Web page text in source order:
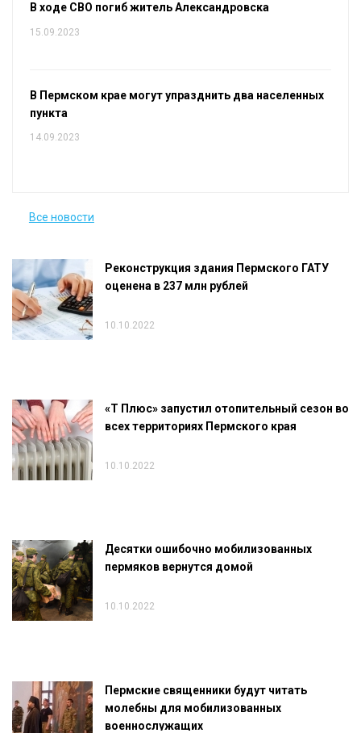
В ходе СВО погиб житель Александровска
15.09.2023
В Пермском крае могут упразднить два населенных
пункта
14.09.2023
Все новости
Реконструкция здания Пермского ГАТУ
оценена в 237 млн рублей
10.10.2022
«Т Плюс» запустил отопительный сезон во
всех территориях Пермского края
10.10.2022
Десятки ошибочно мобилизованных
пермяков вернутся домой
10.10.2022
Пермские священники будут читать
молебны для мобилизованных
военнослужащих